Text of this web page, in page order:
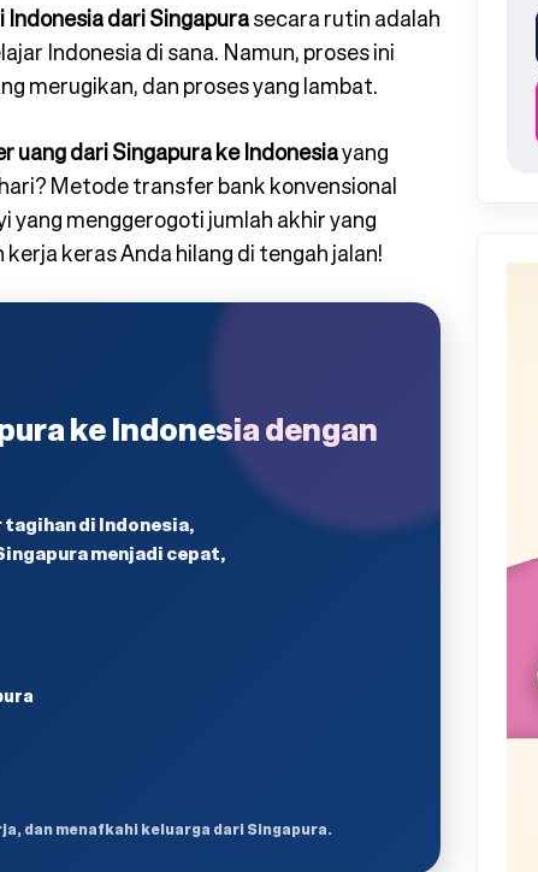
dari Singapurasecara rutin adalah
Indonesia di sana. Namun, proses ini
merugikan, dan proses yang lambat.
uang dari Singapura ke Indonesiayang
Metode transfer bank konvensional
yang menggerogoti jumlah akhir yang
keras Anda hilang di tengah jalan!
ke Indonesia dengan
di Indonesia,
menjadi cepat,
dan menafkahi keluarga dari Singapura.